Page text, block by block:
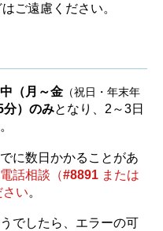
ご遠慮ください。
（月～金（祝日・年末年
分）のみとなり、2～3日
に数日かかることがあ
話相談（#8891 または
い。
でしたら、エラーの可